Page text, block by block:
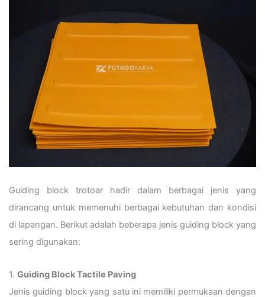
Guiding block trotoar hadir dalam berbagai jenis yang
dirancang untuk memenuhi berbagai kebutuhan dan kondisi
di lapangan. Berikut adalah beberapa jenis guiding block yang
sering digunakan:
1. Guiding Block Tactile Paving
Jenis guiding block yang satu ini memiliki permukaan dengan